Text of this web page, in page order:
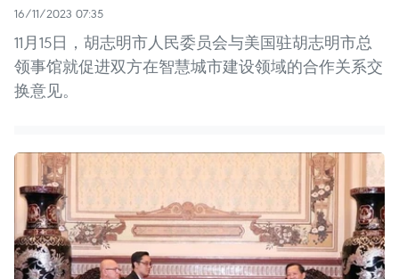
16/11/2023 07:35
11月15日，胡志明市人民委员会与美国驻胡志明市总
领事馆就促进双方在智慧城市建设领域的合作关系交
换意见。